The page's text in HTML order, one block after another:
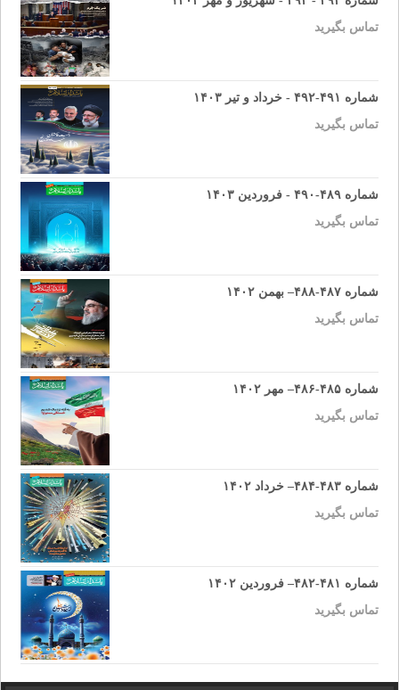
تماس بگیرید
شماره ۴۹۱-۴۹۲ - خرداد و تیر ۱۴۰۳
تماس بگیرید
شماره ۴۸۹-۴۹۰ - فروردین ۱۴۰۳
تماس بگیرید
شماره ۴۸۷-۴۸۸– بهمن ۱۴۰۲
تماس بگیرید
شماره ۴۸۵-۴۸۶– مهر ۱۴۰۲
تماس بگیرید
شماره ۴۸۳-۴۸۴– خرداد ۱۴۰۲
تماس بگیرید
شماره ۴۸۱-۴۸۲– فروردین ۱۴۰۲
تماس بگیرید